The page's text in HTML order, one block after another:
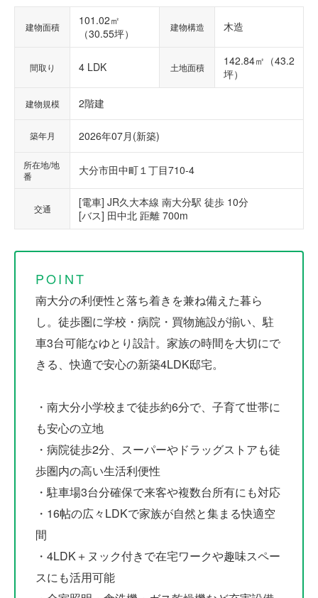
建物面積
101.02㎡
（30.55坪）
建物構造 木造
間取り 4 LDK 土地面積
142.84㎡（43.2
坪）
建物規模 2階建
築年月 2026年07月(新築)
所在地/地
番
大分市田中町１丁目710-4
交通
[電車] JR久大本線 南大分駅 徒歩 10分
[バス] 田中北 距離 700m
POINT
南大分の利便性と落ち着きを兼ね備えた暮ら
し。徒歩圏に学校・病院・買物施設が揃い、駐
車3台可能なゆとり設計。家族の時間を大切にで
きる、快適で安心の新築4LDK邸宅。
・南大分小学校まで徒歩約6分で、子育て世帯に
も安心の立地
・病院徒歩2分、スーパーやドラッグストアも徒
歩圏内の高い生活利便性
・駐車場3台分確保で来客や複数台所有にも対応
・16帖の広々LDKで家族が自然と集まる快適空
間
・4LDK＋ヌック付きで在宅ワークや趣味スペー
スにも活用可能